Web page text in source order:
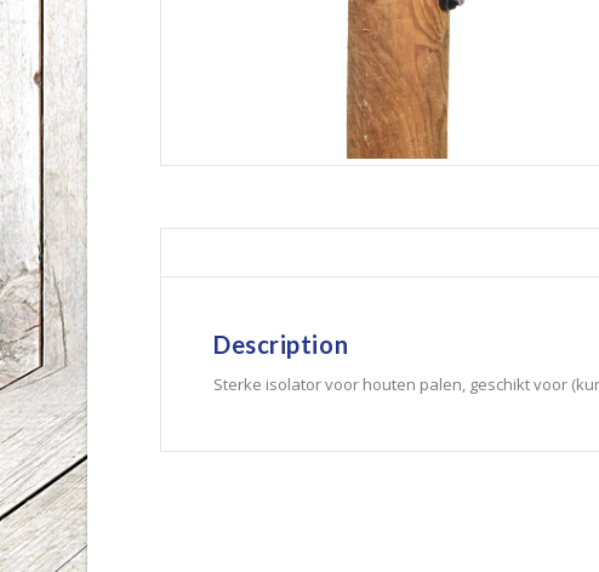
Description
Sterke isolator voor houten palen, geschikt voor